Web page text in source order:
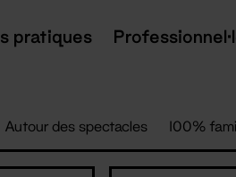
pratiques
Autour des spectacles 100%